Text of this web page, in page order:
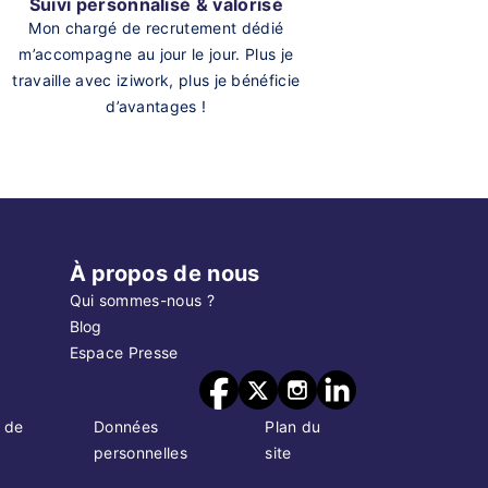
Mon chargé de recrutement dédié
m’accompagne au jour le jour. Plus je
travaille avec iziwork, plus je bénéficie
d’avantages !
À propos de nous
Qui sommes-nous ?
Blog
Espace Presse
de
Données
personnelles
Plan du
site